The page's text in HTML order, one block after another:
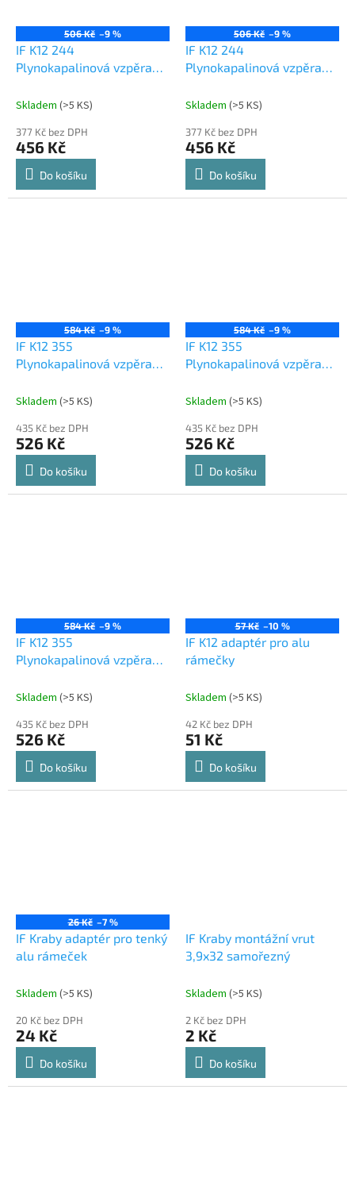
506 Kč –9 %
IF K12 244
Plynokapalinová vzpěra
Skladem (>5 KS)
377 Kč bez DPH
456 Kč
Do košíku
506 Kč –9 %
IF K12 244
Plynokapalinová vzpěra
Skladem (>5 KS)
377 Kč bez DPH
456 Kč
Do košíku
584 Kč –9 %
IF K12 355
Plynokapalinová vzpěra
Skladem (>5 KS)
435 Kč bez DPH
526 Kč
Do košíku
584 Kč –9 %
IF K12 355
Plynokapalinová vzpěra
Skladem (>5 KS)
435 Kč bez DPH
526 Kč
Do košíku
584 Kč –9 %
IF K12 355
Plynokapalinová vzpěra
Skladem (>5 KS)
435 Kč bez DPH
526 Kč
Do košíku
57 Kč –10 %
IF K12 adaptér pro alu
rámečky
Skladem (>5 KS)
42 Kč bez DPH
51 Kč
Do košíku
26 Kč –7 %
IF Kraby adaptér pro tenký
alu rámeček
Skladem (>5 KS)
20 Kč bez DPH
24 Kč
Do košíku
IF Kraby montážní vrut
3,9x32 samořezný
Skladem (>5 KS)
2 Kč bez DPH
2 Kč
Do košíku